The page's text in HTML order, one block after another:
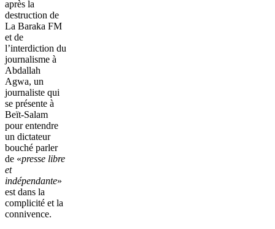
après la
destruction de
La Baraka FM
et de
l’interdiction du
journalisme à
Abdallah
Agwa, un
journaliste qui
se présente à
Beït-Salam
pour entendre
un dictateur
bouché parler
de «presse libre
et
indépendante»
est dans la
complicité et la
connivence.